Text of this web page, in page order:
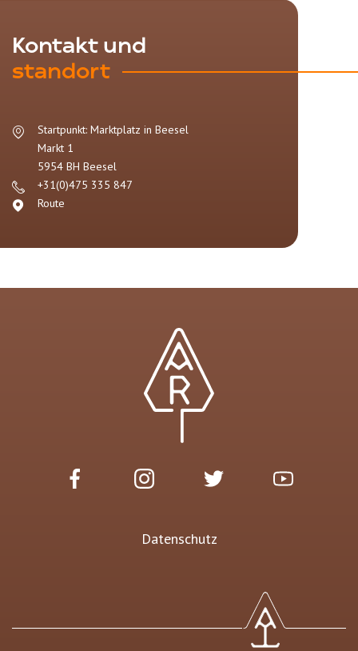
Kontakt und
standort
Startpunkt: Marktplatz in Beesel
Markt 1
5954 BH Beesel
+31(0)475 335 847
Route
Datenschutz